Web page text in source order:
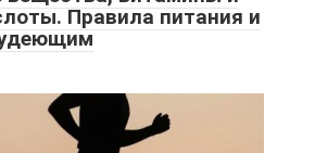
Правила питания и